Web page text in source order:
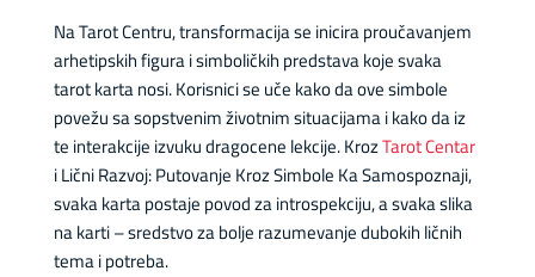
Na Tarot Centru, transformacija se inicira proučavanjem
arhetipskih figura i simboličkih predstava koje svaka
tarot karta nosi. Korisnici se uče kako da ove simbole
povežu sa sopstvenim životnim situacijama i kako da iz
te interakcije izvuku dragocene lekcije. KrozTarot Centar
i Lični Razvoj: Putovanje Kroz Simbole Ka Samospoznaji,
svaka karta postaje povod za introspekciju, a svaka slika
na karti – sredstvo za bolje razumevanje dubokih ličnih
tema i potreba.